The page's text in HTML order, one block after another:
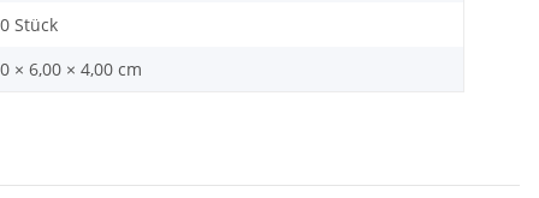
Stück
× 6,00 × 4,00 cm